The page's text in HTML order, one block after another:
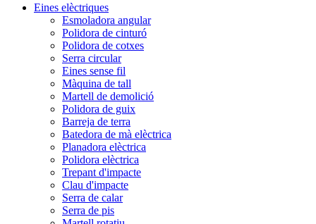
Eines elèctriques
Esmoladora angular
Polidora de cinturó
Polidora de cotxes
Serra circular
Eines sense fil
Màquina de tall
Martell de demolició
Polidora de guix
Barreja de terra
Batedora de mà elèctrica
Planadora elèctrica
Polidora elèctrica
Trepant d'impacte
Clau d'impacte
Serra de calar
Serra de pis